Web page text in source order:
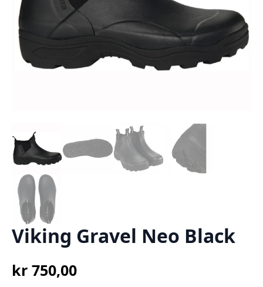
Viking Gravel Neo Black
kr 750,00